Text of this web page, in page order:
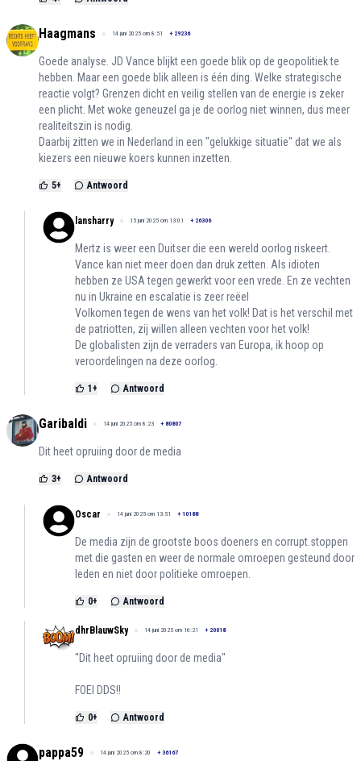
Haagmans 14 juni 2025 om 8:51 + 29236
Goede analyse. JD Vance blijkt een goede blik op de geopolitiek te
hebben. Maar een goede blik alleen is één ding. Welke strategische
reactie volgt? Grenzen dicht en veilig stellen van de energie is zeker
een plicht. Met woke geneuzel ga je de oorlog niet winnen, dus meer
realiteitszin is nodig.
Daarbij zitten we in Nederland in een "gelukkige situatie" dat we als
kiezers een nieuwe koers kunnen inzetten.
5+ Antwoord
lansharry 15 juni 2025 om 13:01 + 26306
Mertz is weer een Duitser die een wereld oorlog riskeert.
Vance kan niet meer doen dan druk zetten. Als idioten
hebben ze USA tegen gewerkt voor een vrede. En ze vechten
nu in Ukraine en escalatie is zeer reëel
Volkomen tegen de wens van het volk! Dat is het verschil met
de patriotten, zij willen alleen vechten voor het volk!
De globalisten zijn de verraders van Europa, ik hoop op
veroordelingen na deze oorlog.
1+ Antwoord
Garibaldi 14 juni 2025 om 8:23 + 80807
Dit heet opruiing door de media
3+ Antwoord
Oscar 14 juni 2025 om 13:51 + 10188
De media zijn de grootste boos doeners en corrupt.stoppen
met die gasten en weer de normale omroepen gesteund door
leden en niet door politieke omroepen.
0+ Antwoord
dhrBlauwSky 14 juni 2025 om 16:21 + 20018
"Dit heet opruiing door de media"
FOEI DDS!!
0+ Antwoord
pappa59 14 juni 2025 om 8:20 + 36167